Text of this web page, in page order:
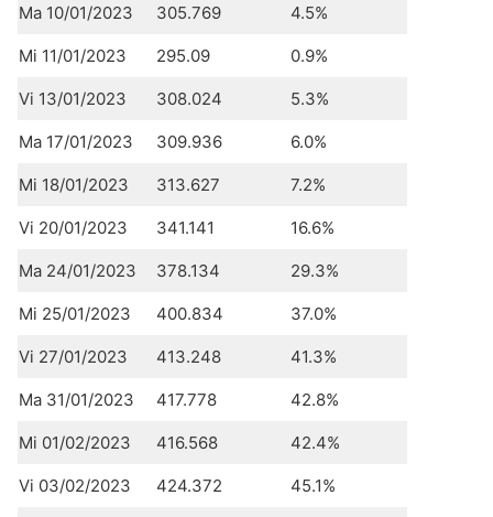
Ma 10/01/2023 305.769 4.5%
Mi 11/01/2023 295.09 0.9%
Vi 13/01/2023 308.024 5.3%
Ma 17/01/2023 309.936 6.0%
Mi 18/01/2023 313.627 7.2%
Vi 20/01/2023 341.141 16.6%
Ma 24/01/2023 378.134 29.3%
Mi 25/01/2023 400.834 37.0%
Vi 27/01/2023 413.248 41.3%
Ma 31/01/2023 417.778 42.8%
Mi 01/02/2023 416.568 42.4%
Vi 03/02/2023 424.372 45.1%